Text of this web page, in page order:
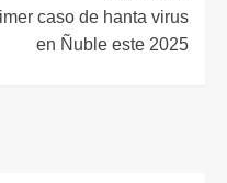
caso de hanta virus
en Ñuble este 2025